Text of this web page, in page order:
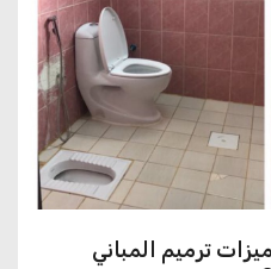
ترميم المباني